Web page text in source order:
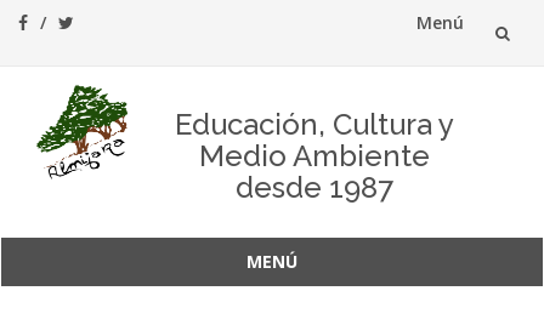
Menú
contenido
Educación, Cultura y
Medio Ambiente
desde 1987
MENÚ